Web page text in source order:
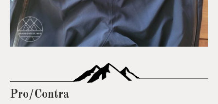
Pro/Contra